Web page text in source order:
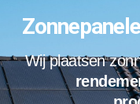
Wij plaatsen